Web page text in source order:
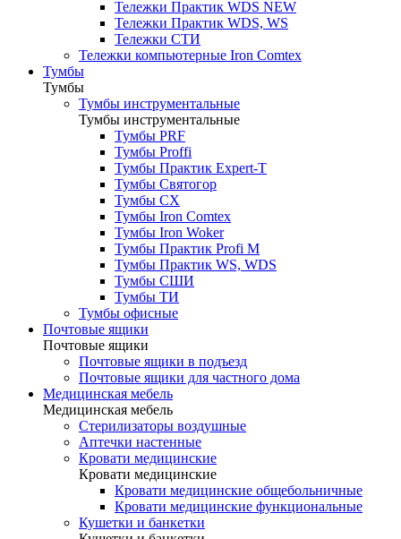
Тележки Практик WDS NEW
Тележки Практик WDS, WS
Тележки СТИ
Тележки компьютерные Iron Comtex
Тумбы
Тумбы
Тумбы инструментальные
Тумбы инструментальные
Тумбы PRF
Тумбы Proffi
Тумбы Практик Expert-T
Тумбы Святогор
Тумбы CX
Тумбы Iron Comtex
Тумбы Iron Woker
Тумбы Практик Profi M
Тумбы Практик WS, WDS
Тумбы СШИ
Тумбы ТИ
Тумбы офисные
Почтовые ящики
Почтовые ящики
Почтовые ящики в подъезд
Почтовые ящики для частного дома
Медицинская мебель
Медицинская мебель
Стерилизаторы воздушные
Аптечки настенные
Кровати медицинские
Кровати медицинские
Кровати медицинские общебольничные
Кровати медицинские функциональные
Кушетки и банкетки